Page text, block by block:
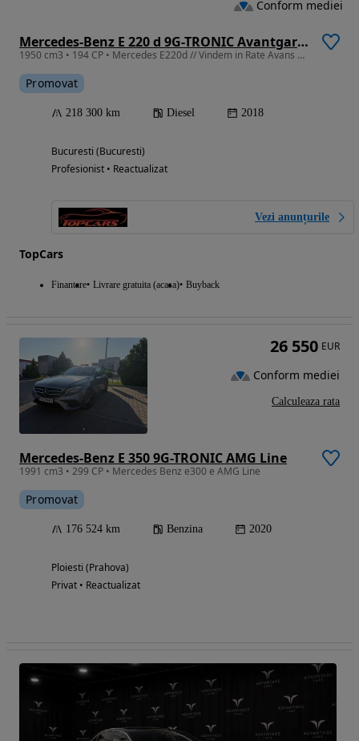
Mercedes-Benz E 220 d 9G-TRONIC Avantgarde
1950 cm3 • 194 CP • Mercedes E220d // Vindem in Rate Avans Zero cu Buletinul //
Promovat
218 300 km Diesel 2018
Bucuresti (Bucuresti)
Profesionist • Reactualizat
Vezi anunțurile
TopCars
Finantare Livrare gratuita (acasa) Buyback
Conform mediei
Mercedes-Benz E 350 9G-TRONIC AMG Line
1991 cm3 • 299 CP • Mercedes Benz e300 e AMG Line
Promovat
176 524 km Benzina 2020
Ploiesti (Prahova)
Privat • Reactualizat
26 550 EUR
Conform mediei
Calculeaza rata